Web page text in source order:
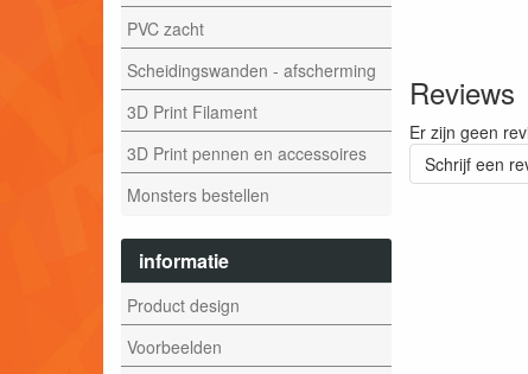
PVC zacht
Scheidingswanden - afscherming
3D Print Filament
3D Print pennen en accessoires
Monsters bestellen
informatie
Product design
Voorbeelden
Reviews
Er zijn geen
Schrijf een